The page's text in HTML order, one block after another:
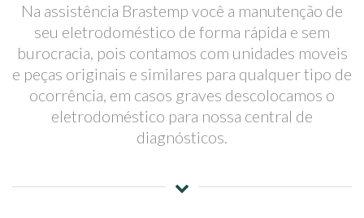
Na assistência Brastemp você a manutenção de
seu eletrodoméstico de forma rápida e sem
burocracia, pois contamos com unidades moveis
e peças originais e similares para qualquer tipo de
ocorrência, em casos graves descolocamos o
eletrodoméstico para nossa central de
diagnósticos.